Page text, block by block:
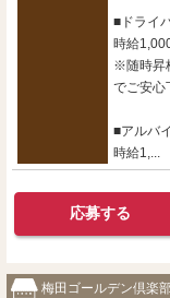
■ドライ
時給
※随時昇
でご安心
■アルバ
時給1,...
応募する
梅田ゴールデン倶楽